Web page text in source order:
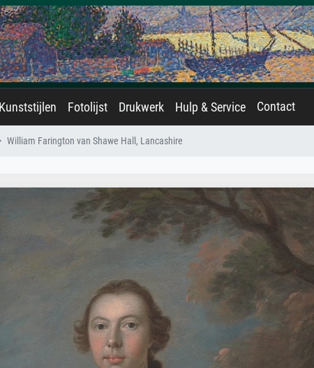
Kunststijlen Fotolijst Drukwerk Hulp & Service Contact
William Farington van Shawe Hall, Lancashire